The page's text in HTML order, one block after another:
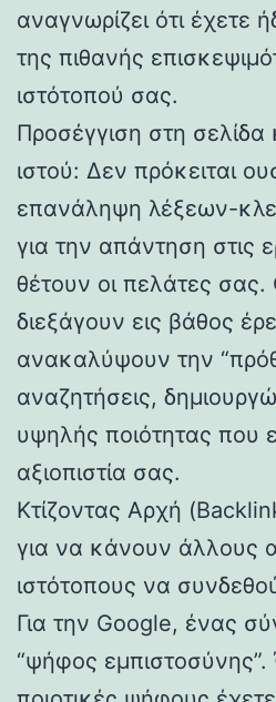
αναγνωρίζει ότι έχετε
της πιθανής
ιστότοπού σας.
Προσέγγιση στη σελίδα
ιστού: Δεν πρόκειται
επανάληψη λέξεων-
για την απάντηση στις
θέτουν οι πελάτες σας.
διεξάγουν εις βάθος
ανακαλύψουν την
αναζητήσεις,
υψηλής ποιότητας που
αξιοπιστία σας.
Κτίζοντας Αρχή
για να κάνουν άλλους
ιστότοπους να
Για την Google, ένας
“ψήφος